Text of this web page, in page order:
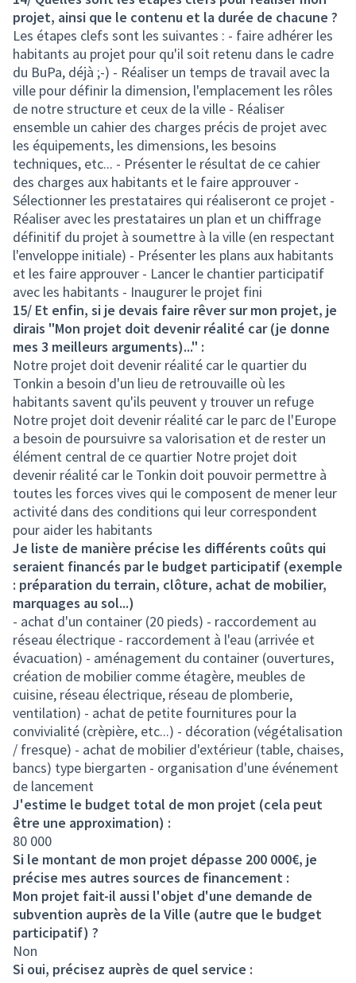
projet, ainsi que le contenu et la durée de chacune ?
Les étapes clefs sont les suivantes : - faire adhérer les
habitants au projet pour qu'il soit retenu dans le cadre
du BuPa, déjà ;-) - Réaliser un temps de travail avec la
ville pour définir la dimension, l'emplacement les rôles
de notre structure et ceux de la ville - Réaliser
ensemble un cahier des charges précis de projet avec
les équipements, les dimensions, les besoins
techniques, etc... - Présenter le résultat de ce cahier
des charges aux habitants et le faire approuver -
Sélectionner les prestataires qui réaliseront ce projet -
Réaliser avec les prestataires un plan et un chiffrage
définitif du projet à soumettre à la ville (en respectant
l'enveloppe initiale) - Présenter les plans aux habitants
et les faire approuver - Lancer le chantier participatif
avec les habitants - Inaugurer le projet fini
15/ Et enfin, si je devais faire rêver sur mon projet, je
dirais "Mon projet doit devenir réalité car (je donne
mes 3 meilleurs arguments)..." :
Notre projet doit devenir réalité car le quartier du
Tonkin a besoin d'un lieu de retrouvaille où les
habitants savent qu'ils peuvent y trouver un refuge
Notre projet doit devenir réalité car le parc de l'Europe
a besoin de poursuivre sa valorisation et de rester un
élément central de ce quartier Notre projet doit
devenir réalité car le Tonkin doit pouvoir permettre à
toutes les forces vives qui le composent de mener leur
activité dans des conditions qui leur correspondent
pour aider les habitants
Je liste de manière précise les différents coûts qui
seraient financés par le budget participatif (exemple
: préparation du terrain, clôture, achat de mobilier,
marquages au sol...)
- achat d'un container (20 pieds) - raccordement au
réseau électrique - raccordement à l'eau (arrivée et
évacuation) - aménagement du container (ouvertures,
création de mobilier comme étagère, meubles de
cuisine, réseau électrique, réseau de plomberie,
ventilation) - achat de petite fournitures pour la
convivialité (crèpière, etc...) - décoration (végétalisation
/ fresque) - achat de mobilier d'extérieur (table, chaises,
bancs) type biergarten - organisation d'une événement
de lancement
J'estime le budget total de mon projet (cela peut
être une approximation) :
80 000
Si le montant de mon projet dépasse 200 000€, je
précise mes autres sources de financement :
Mon projet fait-il aussi l'objet d'une demande de
subvention auprès de la Ville (autre que le budget
participatif) ?
Non
Si oui, précisez auprès de quel service :